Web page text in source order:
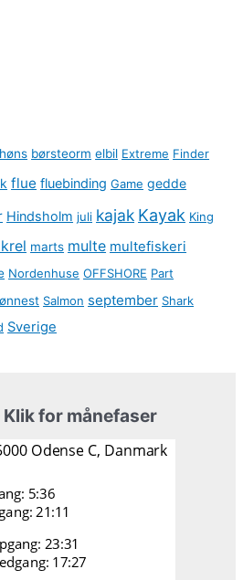
børsteorm elbil Extreme Finder
flue fluebinding Game gedde
Hindsholm juli kajak Kayak King
marts multe multefiskeri
Nordenhuse OFFSHORE Part
Salmon september Shark
Sverige
Klik for månefaser